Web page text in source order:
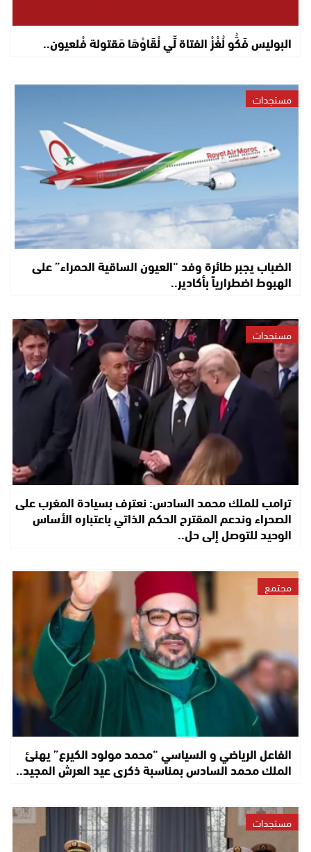
البوليس فَكُّو لُغْزْ الفتاة لِّي لْقَاوْهَا مَقتولة فْلعيون..
مستجدات
الضباب يجبر طائرة وفد “العيون الساقية الحمراء” على
الهبوط اضطرارياً بأكادير..
مستجدات
ترامب للملك محمد السادس: نعترف بسيادة المغرب على
الصحراء وندعم المقترح الحكم الذاتي باعتباره الأساس
الوحيد للتوصل إلى حل..
مجتمع
الفاعل الرياضي و السياسي “محمد مولود الكيرع” يهنئ
الملك محمد السادس بمناسبة ذكرى عيد العرش المجيد..
مستجدات